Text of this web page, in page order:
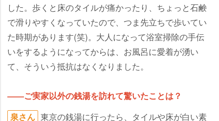
した。歩くと床のタイルが痛かったり、ちょっと石鹸
で滑りやすくなっていたので、つま先立ちで歩いてい
た時期があります(笑)。大人になって浴室掃除の手伝
いをするようになってからは、お風呂に愛着が湧い
て、そういう抵抗はなくなりました。
――ご実家以外の銭湯を訪れて驚いたことは？
泉さん 東京の銭湯に行ったら、タイルや床が白い素